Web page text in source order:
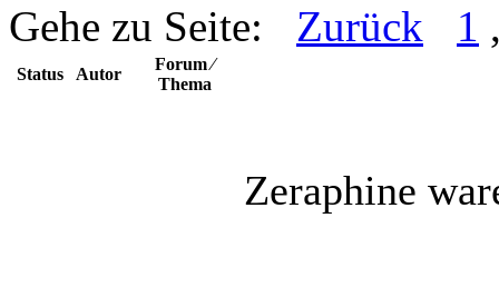
Gehe zu Seite: Zurück 1
Status Autor
Forum ⁄
Thema
Zeraphine